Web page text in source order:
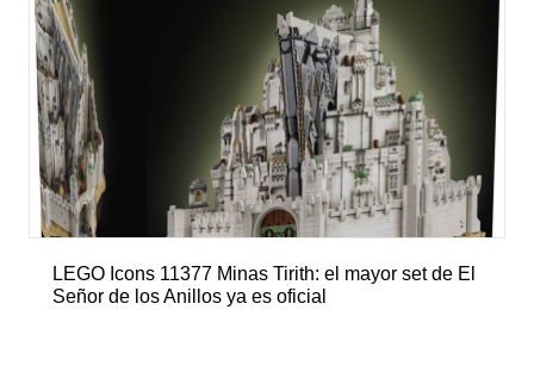
LEGO Icons 11377 Minas Tirith: el mayor set de El
Señor de los Anillos ya es oficial